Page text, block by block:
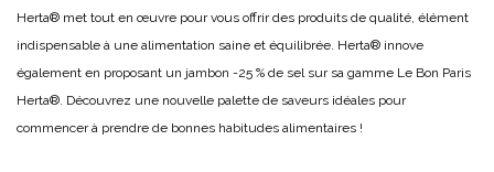
Herta® met tout en œuvre pour vous offrir des produits de qualité, élément
indispensable à une alimentation saine et équilibrée. Herta® innove
également en proposant un jambon -25 % de sel sur sa gamme Le Bon Paris
Herta®. Découvrez une nouvelle palette de saveurs idéales pour
commencer à prendre de bonnes habitudes alimentaires !